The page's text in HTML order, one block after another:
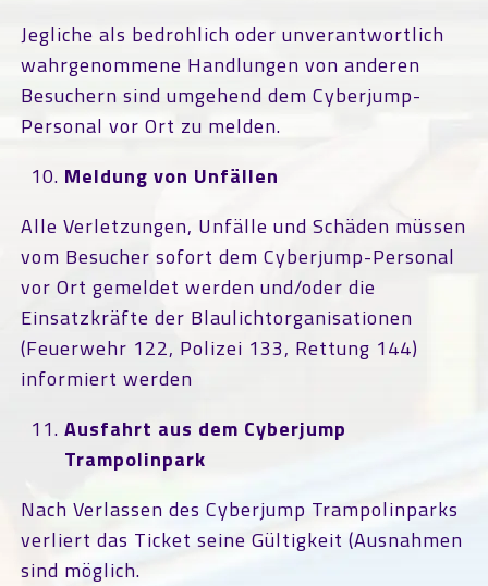
Jegliche als bedrohlich oder unverantwortlich
wahrgenommene Handlungen von anderen
Besuchern sind umgehend dem Cyberjump-
Personal vor Ort zu melden.
Meldung von Unfällen
Alle Verletzungen, Unfälle und Schäden müssen
vom Besucher sofort dem Cyberjump-Personal
vor Ort gemeldet werden und/oder die
Einsatzkräfte der Blaulichtorganisationen
(Feuerwehr 122, Polizei 133, Rettung 144)
informiert werden
Ausfahrt aus dem Cyberjump
Trampolinpark
Nach Verlassen des Cyberjump Trampolinparks
verliert das Ticket seine Gültigkeit (Ausnahmen
sind möglich.